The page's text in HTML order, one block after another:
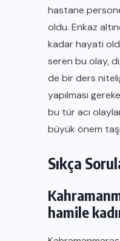
hastane
oldu. Enkaz
kadar hayati
seren bu olay,
de bir ders
yapılması
bu tür acı
büyük önem
Sıkça
hamile